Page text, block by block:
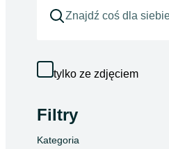
tylko ze zdjęciem
Filtry
Kategoria